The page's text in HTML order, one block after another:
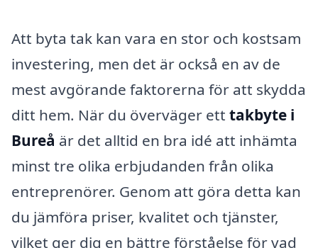
Att byta tak kan vara en stor och kostsam
investering, men det är också en av de
mest avgörande faktorerna för att skydda
ditt hem. När du överväger ett takbyte i
Bureå är det alltid en bra idé att inhämta
minst tre olika erbjudanden från olika
entreprenörer. Genom att göra detta kan
du jämföra priser, kvalitet och tjänster,
vilket ger dig en bättre förståelse för vad